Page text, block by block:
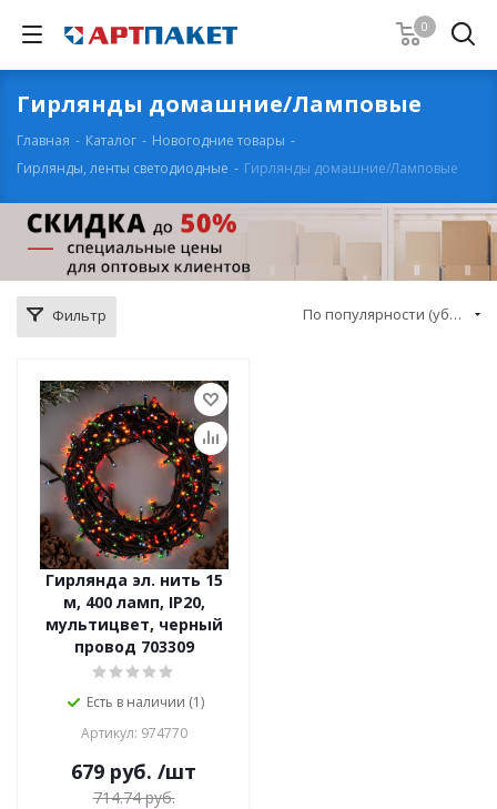
0
Гирлянды домашние/Ламповые
Главная - Каталог - Новогодние товары -
Гирлянды, ленты светодиодные - Гирлянды домашние/Ламповые
Фильтр По популярности (убывание)
Гирлянда эл. нить 15
м, 400 ламп, IP20,
мультицвет, черный
провод 703309
Есть в наличии (1)
Артикул: 974770
679 руб. /шт
714.74руб.